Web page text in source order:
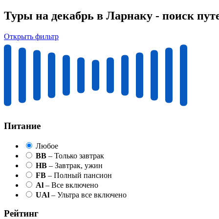
Туры на декабрь в Ларнаку - поиск
Открыть фильтр
Питание
Любое
BB – Только завтрак
HB – Завтрак, ужин
FB – Полный пансион
Al – Все включено
UAl – Ультра все включено
Рейтинг